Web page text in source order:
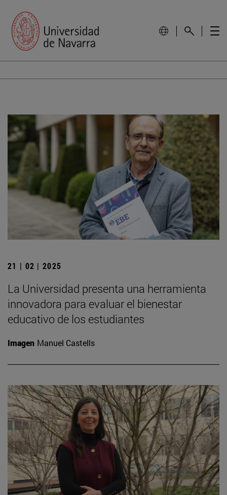
21 | 02 | 2025
La Universidad presenta una herramienta
innovadora para evaluar el bienestar
educativo de los estudiantes
Imagen Manuel Castells